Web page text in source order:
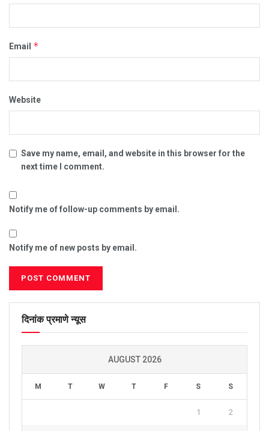
Email *
Website
Save my name, email, and website in this browser for the
next time I comment.
Notify me of follow-up comments by email.
Notify me of new posts by email.
दिनांक प्रमाणे न्यूस
AUGUST 2026
M T W T F S S
1 2